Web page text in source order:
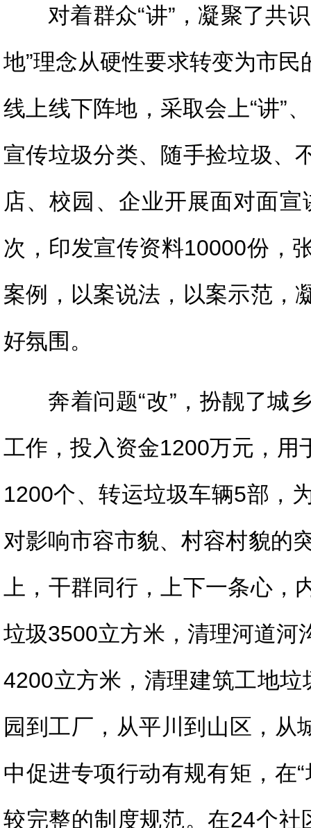
对着群众“讲”，凝聚了共
地”理念从硬性要求转变为市
线上线下阵地，采取会上“讲”
宣传垃圾分类、随手捡垃圾、
店、校园、企业开展面对面
次，印发宣传资料10000份，
案例，以案说法，以案示范，
好氛围。
奔着问题“改”，扮靓了城
工作，投入资金1200万元，用
1200个、转运垃圾车辆5部，
对影响市容市貌、村容村貌的
上，干群同行，上下一条心
垃圾3500立方米，清理河道河
4200立方米，清理建筑工地
园到工厂，从平川到山区，从
中促进专项行动有规有矩，在
较完整的制度规范。在24个社